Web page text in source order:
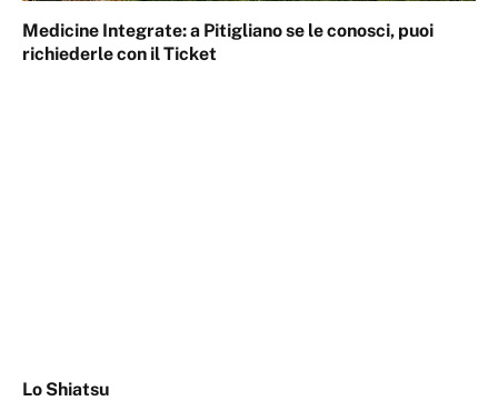
Medicine Integrate: a Pitigliano se le conosci, puoi
richiederle con il Ticket
Lo Shiatsu